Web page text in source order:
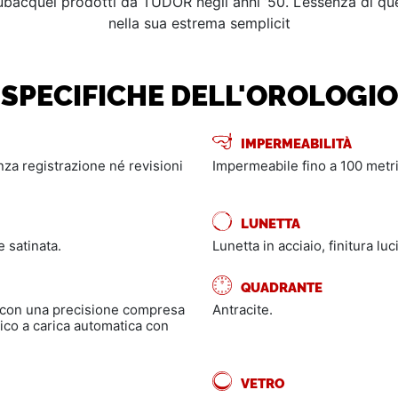
nella sua estrema semplicit
SPECIFICHE DELL'OROLOGIO
registrazione né revisioni
IMPERMEABILITÀ
Impermeabile fino a 100
satinata.
LUNETTA
Lunetta in acciaio, finitura
una precisione compresa
a carica automatica con
QUADRANTE
Antracite.
VETRO